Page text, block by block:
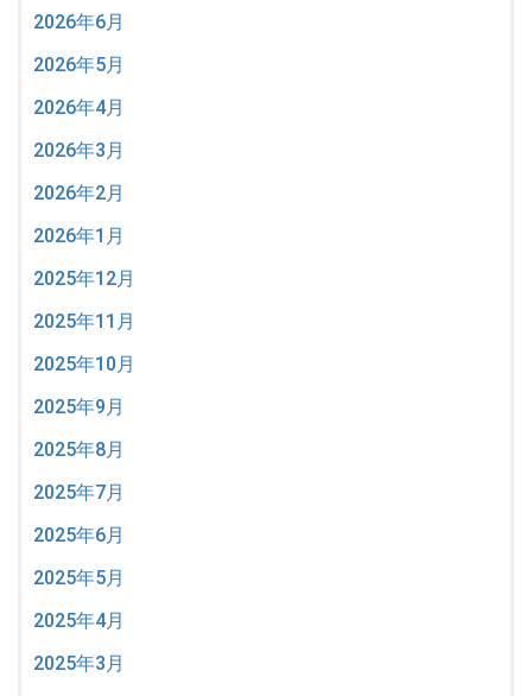
2026年6月
2026年5月
2026年4月
2026年3月
2026年2月
2026年1月
2025年12月
2025年11月
2025年10月
2025年9月
2025年8月
2025年7月
2025年6月
2025年5月
2025年4月
2025年3月